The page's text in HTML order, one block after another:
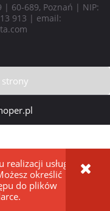
usług i
określić
do plików
60-689, Poznań | NIP:
913 | email:
strony